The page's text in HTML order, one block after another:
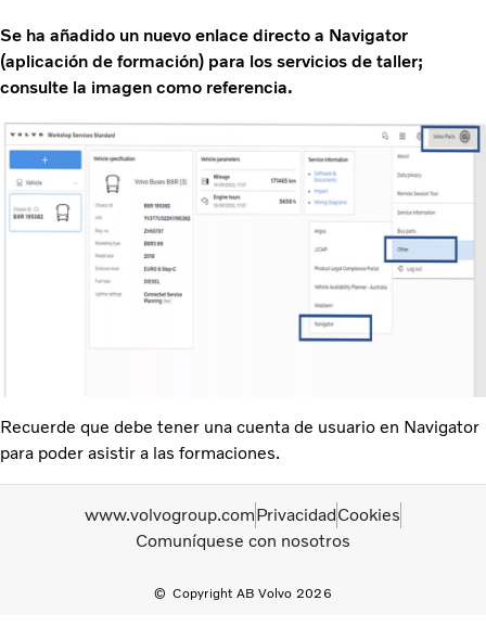
Se ha añadido un nuevo enlace directo a Navigator
(aplicación de formación) para los servicios de taller;
consulte la imagen como referencia.
Recuerde que debe tener una cuenta de usuario en Navigator
para poder asistir a las formaciones.
Copyright AB Volvo 2026
www.volvogroup.comPrivacidadCookies
Comuníquese con nosotros